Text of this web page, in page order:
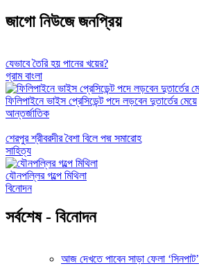
জাগো নিউজে জনপ্রিয়
যেভাবে তৈরি হয় পানের খয়ের?
গ্রাম বাংলা
ফিলিপাইনে ভাইস প্রেসিডেন্ট পদে লড়বেন দুতার্তের মেয়ে
আন্তর্জাতিক
শেরপুর শ্রীবরদীর বৈশা বিলে পদ্ম সমারোহ
সাহিত্য
যৌনপল্লির গল্পে মিথিলা
বিনোদন
সর্বশেষ - বিনোদন
আজ দেখতে পাবেন সাড়া ফেলা ‘সিনপাট’